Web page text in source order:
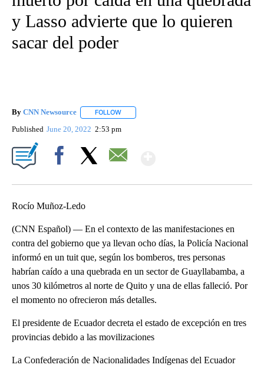
y Lasso advierte que lo quieren
sacar del poder
By CNN Newsource FOLLOW
Published June 20, 2022 2:53 pm
Rocío Muñoz-Ledo
(CNN Español) — En el contexto de las manifestaciones en
contra del gobierno que ya llevan ocho días, la Policía Nacional
informó en un tuit que, según los bomberos, tres personas
habrían caído a una quebrada en un sector de Guayllabamba, a
unos 30 kilómetros al norte de Quito y una de ellas falleció. Por
el momento no ofrecieron más detalles.
El presidente de Ecuador decreta el estado de excepción en tres
provincias debido a las movilizaciones
La Confederación de Nacionalidades Indígenas del Ecuador